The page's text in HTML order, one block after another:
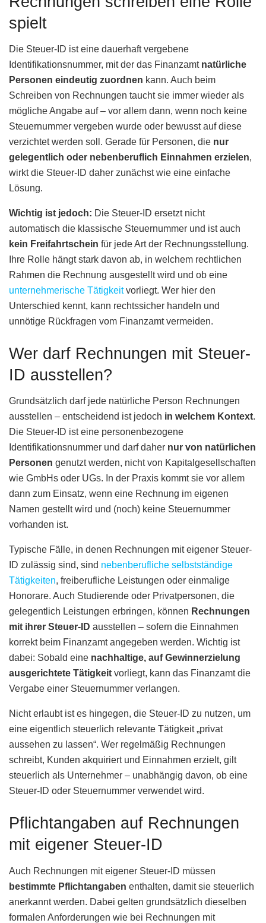
spielt
Die Steuer-ID ist eine dauerhaft vergebene
Identifikationsnummer, mit der das Finanzamt natürliche
Personen eindeutig zuordnen kann. Auch beim
Schreiben von Rechnungen taucht sie immer wieder als
mögliche Angabe auf – vor allem dann, wenn noch keine
Steuernummer vergeben wurde oder bewusst auf diese
verzichtet werden soll. Gerade für Personen, die nur
gelegentlich oder nebenberuflich Einnahmen erzielen,
wirkt die Steuer-ID daher zunächst wie eine einfache
Lösung.
Wichtig ist jedoch: Die Steuer-ID ersetzt nicht
automatisch die klassische Steuernummer und ist auch
kein Freifahrtschein für jede Art der Rechnungsstellung.
Ihre Rolle hängt stark davon ab, in welchem rechtlichen
Rahmen die Rechnung ausgestellt wird und ob eine
unternehmerische Tätigkeitvorliegt. Wer hier den
Unterschied kennt, kann rechtssicher handeln und
unnötige Rückfragen vom Finanzamt vermeiden.
Wer darf Rechnungen mit Steuer-
ID ausstellen?
Grundsätzlich darf jede natürliche Person Rechnungen
ausstellen – entscheidend ist jedoch in welchem Kontext.
Die Steuer-ID ist eine personenbezogene
Identifikationsnummer und darf daher nur von natürlichen
Personen genutzt werden, nicht von Kapitalgesellschaften
wie GmbHs oder UGs. In der Praxis kommt sie vor allem
dann zum Einsatz, wenn eine Rechnung im eigenen
Namen gestellt wird und (noch) keine Steuernummer
vorhanden ist.
Typische Fälle, in denen Rechnungen mit eigener Steuer-
ID zulässig sind, sind nebenberufliche selbstständige
Tätigkeiten, freiberufliche Leistungen oder einmalige
Honorare. Auch Studierende oder Privatpersonen, die
gelegentlich Leistungen erbringen, können Rechnungen
mit ihrer Steuer-ID ausstellen – sofern die Einnahmen
korrekt beim Finanzamt angegeben werden. Wichtig ist
dabei: Sobald eine nachhaltige, auf Gewinnerzielung
ausgerichtete Tätigkeit vorliegt, kann das Finanzamt die
Vergabe einer Steuernummer verlangen.
Nicht erlaubt ist es hingegen, die Steuer-ID zu nutzen, um
eine eigentlich steuerlich relevante Tätigkeit „privat
aussehen zu lassen“. Wer regelmäßig Rechnungen
schreibt, Kunden akquiriert und Einnahmen erzielt, gilt
steuerlich als Unternehmer – unabhängig davon, ob eine
Steuer-ID oder Steuernummer verwendet wird.
Pflichtangaben auf Rechnungen
mit eigener Steuer-ID
Auch Rechnungen mit eigener Steuer-ID müssen
bestimmte Pflichtangaben enthalten, damit sie steuerlich
anerkannt werden. Dabei gelten grundsätzlich dieselben
formalen Anforderungen wie bei Rechnungen mit